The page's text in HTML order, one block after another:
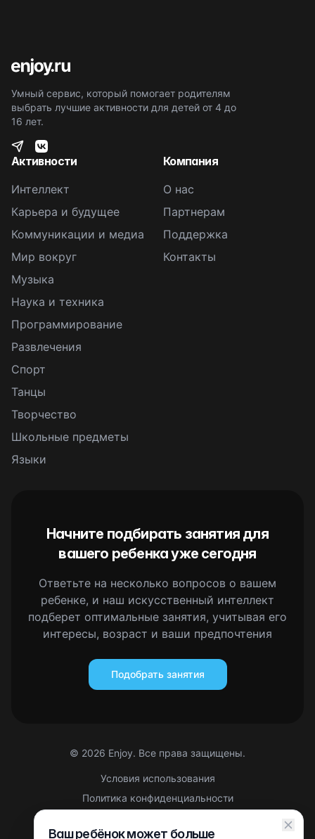
Умный сервис, который помогает родителям
выбрать лучшие активности для детей от 4 до
16 лет.
Активности
Интеллект
Карьера и будущее
Коммуникации и медиа
Мир вокруг
Музыка
Наука и техника
Программирование
Развлечения
Спорт
Танцы
Творчество
Школьные предметы
Языки
Компания
О нас
Партнерам
Поддержка
Контакты
Начните подбирать занятия для
вашего ребенка уже сегодня
Ответьте на несколько вопросов о вашем
ребенке, и наш искусственный интеллект
подберет оптимальные занятия, учитывая его
интересы, возраст и ваши предпочтения
Подобрать занятия
© 2026 Enjoy. Все права защищены.
Условия использования
Политика конфиденциальности
Ваш ребёнок может больше